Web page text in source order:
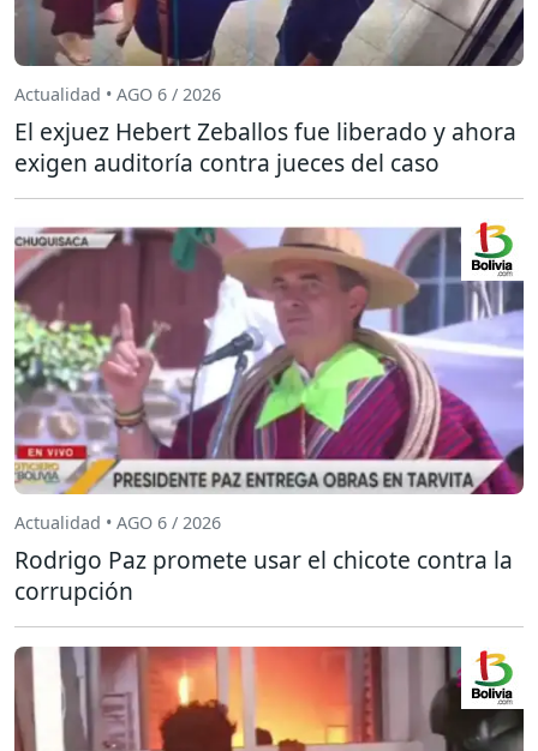
Actualidad • AGO 6 / 2026
El exjuez Hebert Zeballos fue liberado y ahora
exigen auditoría contra jueces del caso
Actualidad • AGO 6 / 2026
Rodrigo Paz promete usar el chicote contra la
corrupción